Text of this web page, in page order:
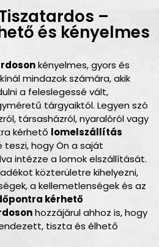
–
és kényelmes
kényelmes, gyors és
mindazok számára, akik
a feleslegessé vált,
tárgyaiktól. Legyen szó
társasházról, nyaralóról vagy
kérhető lomelszállítás
teszi, hogy Ön a saját
intézze a lomok elszállítását.
közterületre kihelyezni,
a kellemetlenségek és az
kérhető
hozzájárul ahhoz is, hogy
tiszta és élhető